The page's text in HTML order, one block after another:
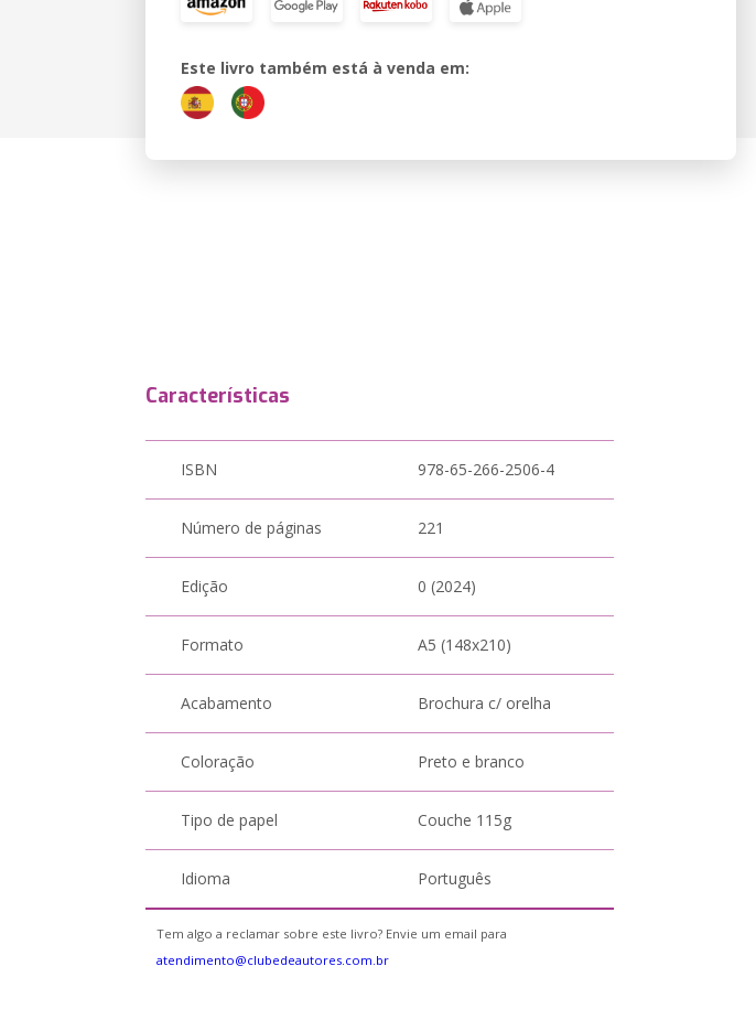
Este livro também está à venda em:
Características
ISBN 978-65-266-2506-4
Número de páginas 221
Edição 0 (2024)
Formato A5 (148x210)
Acabamento Brochura c/ orelha
Coloração Preto e branco
Tipo de papel Couche 115g
Idioma Português
Tem algo a reclamar sobre este livro? Envie um email para
atendimento@clubedeautores.com.br